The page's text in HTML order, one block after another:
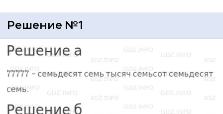
Решение №1